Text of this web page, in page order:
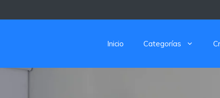
Inicio Categorías